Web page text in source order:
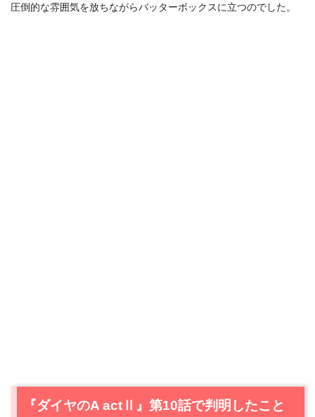
圧倒的な雰囲気を放ちながらバッターボックスに立つのでした。
『ダイヤのA actⅡ』第10話で判明したこと